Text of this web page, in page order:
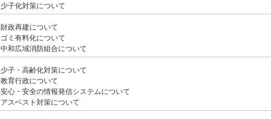
少子化対策について
財政再建について
ゴミ有料化について
中和広域消防組合について
少子・高齢化対策について
教育行政について
安心・安全の情報発信システムについて
アスベスト対策について